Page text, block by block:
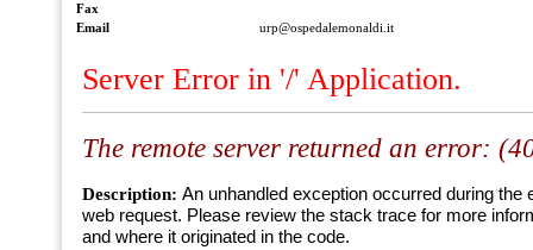
Fax
Email
urp@ospedalemonaldi.it